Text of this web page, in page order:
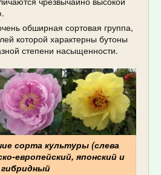
обширная сортовая группа,
которой характерны бутоны
степени насыщенности.
сорта культуры (слева
европейский, японский и
гибридный